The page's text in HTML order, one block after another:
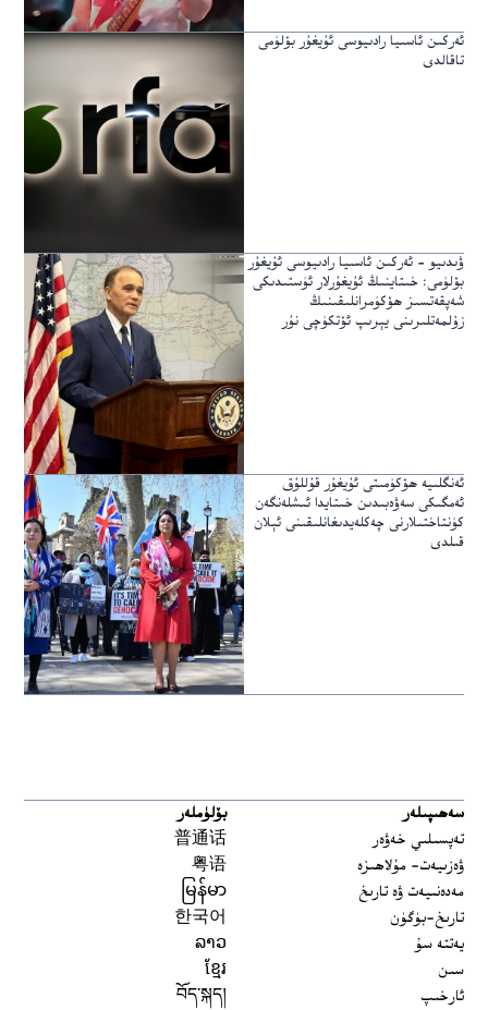
ئەركىن ئاسىيا رادىيوسى ئۇيغۇر بۆلۈمى
تاقالدى
ۋىدىيو – ئەركىن ئاسىيا رادىيوسى ئۇيغۇر
بۆلۈمى: خىتاينىڭ ئۇيغۇرلار ئۈستىدىكى
شەپقەتسىز ھۆكۈمرانلىقىنىڭ
زۇلمەتلىرىنى يېرىپ ئۆتكۈچى نۇر
ئەنگلىيە ھۆكۈمىتى ئۇيغۇر قۇللۇق
ئەمگىكى سەۋەبىدىن خىتايدا ئىشلەنگەن
كۈنتاختىلارنى چەكلەيدىغانلىقىنى ئېلان
قىلدى
سەھىپىلەر
تەپسىلىي خەۋەر
ۋەزىيەت- مۇلاھىزە
مەدەنىيەت ۋە تارىخ
تارىخ-بۈگۈن
يەتتە سۇ
سىن
ئارخىپ
بۆلۈملەر
普通话
粤语
မြန်မာ
한국어
ລາວ
ខ្មែរ
བོད་སྐད།